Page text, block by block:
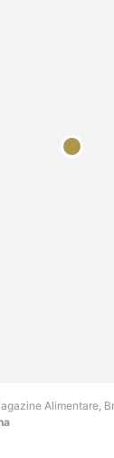
Alimentare,